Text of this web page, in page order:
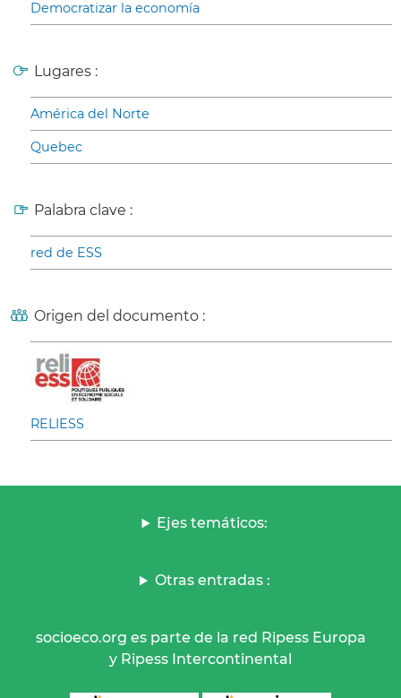
Democratizar la economía
Lugares :
América del Norte
Quebec
Palabra clave :
red de ESS
Origen del documento :
RELIESS
Ejes temáticos:
Otras entradas :
socioeco.org es parte de la red Ripess Europa
y Ripess Intercontinental